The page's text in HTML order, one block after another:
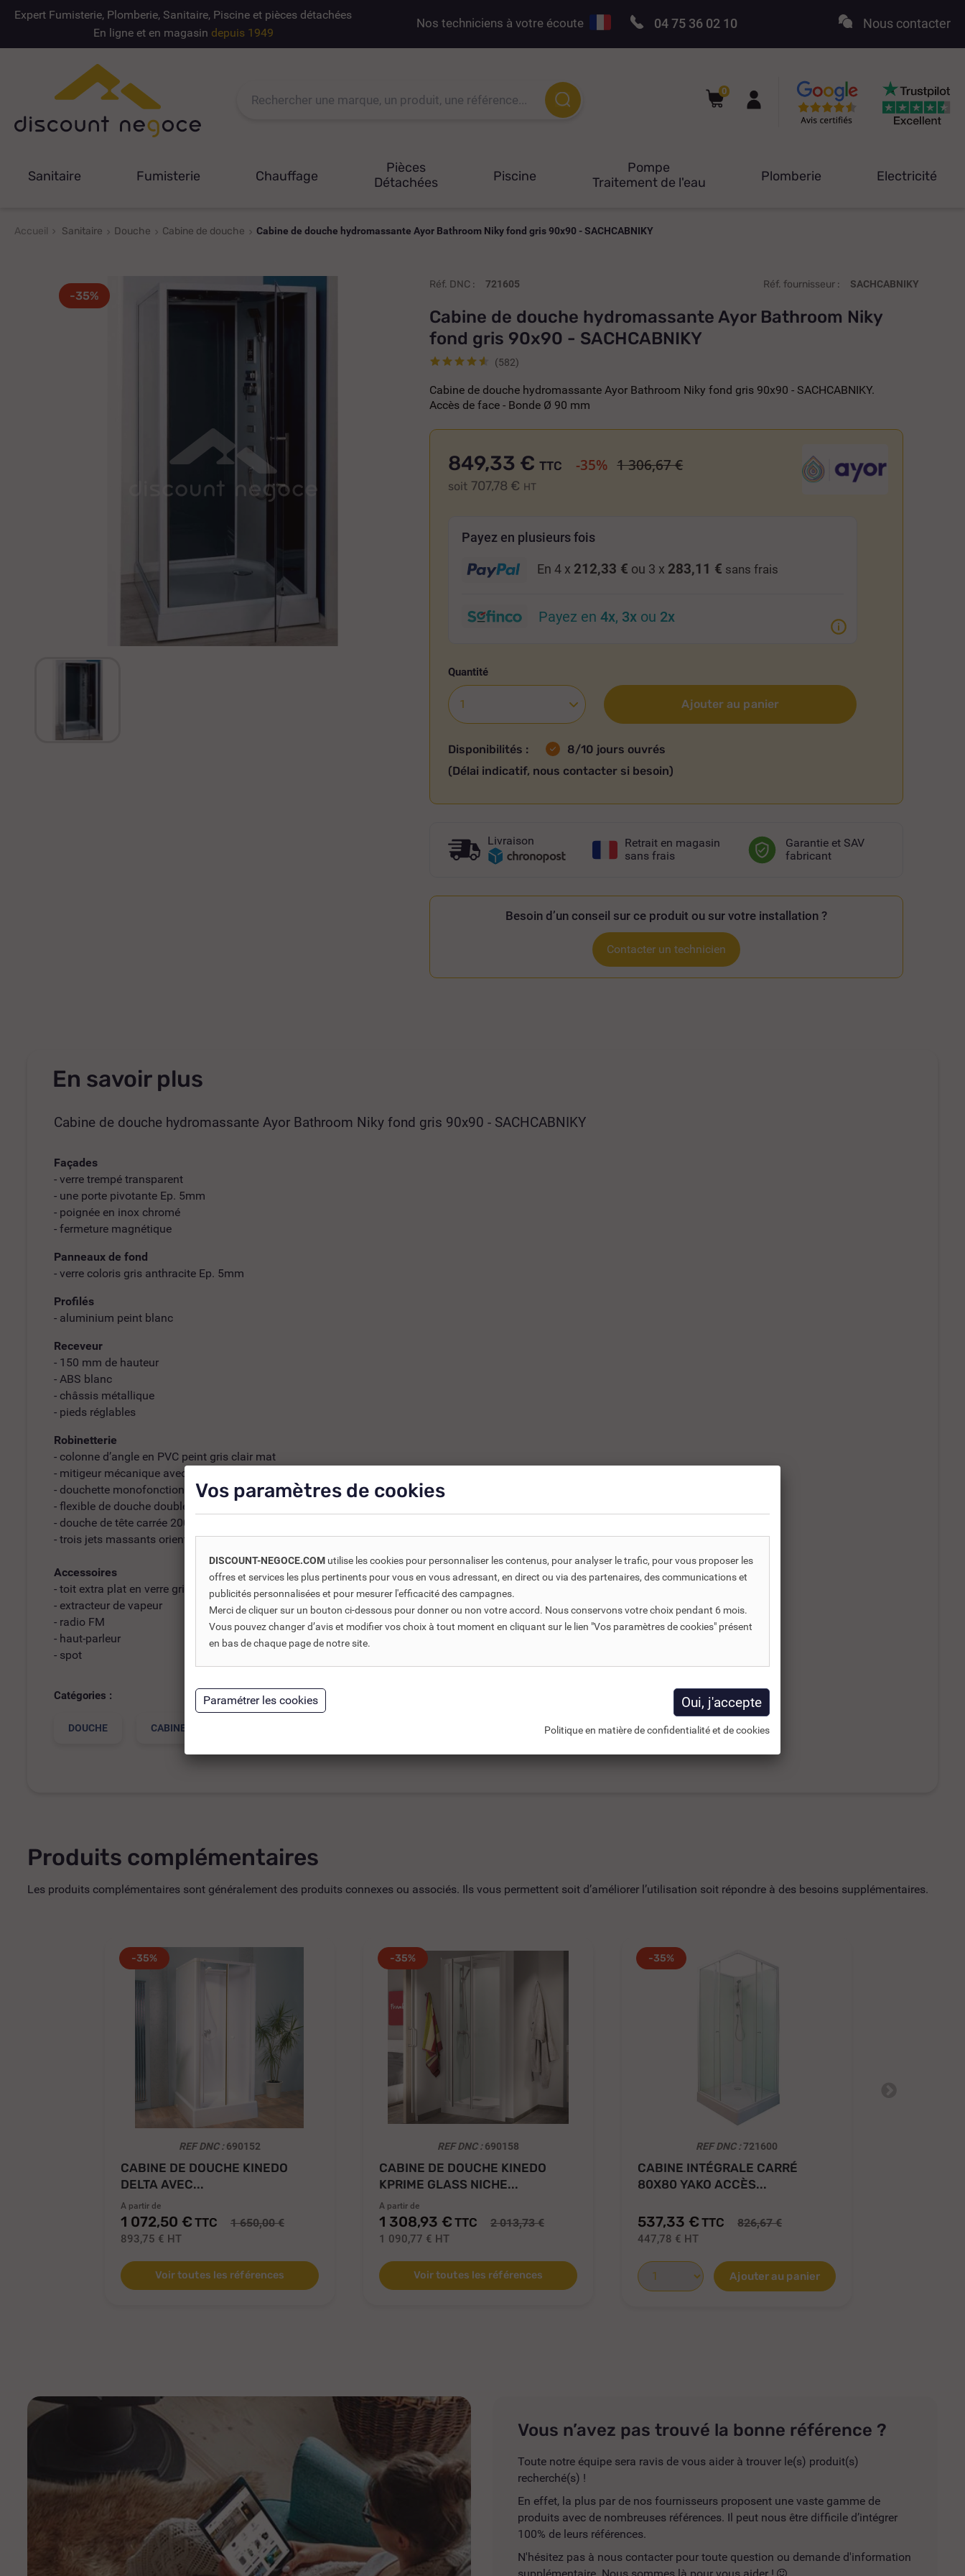
Expert Fumisterie, Plomberie, Sanitaire, Piscine et pièces détachées
En ligne et en magasin depuis 1949
Nos techniciens à votre écoute 04 75 36 02 10 Nous contacter
0
Sanitaire Fumisterie Chauffage
Pièces
Détachées
Piscine
Pompe
Traitement de l'eau
Plomberie Electricité
Accueil Sanitaire Douche Cabine de douche Cabine de douche hydromassante Ayor Bathroom Niky fond gris 90x90 - SACHCABNIKY
-35%
Réf. DNC : 721605 Réf. fournisseur : SACHCABNIKY
Cabine de douche hydromassante Ayor Bathroom Niky
fond gris 90x90 - SACHCABNIKY
(582)
Cabine de douche hydromassante Ayor Bathroom Niky fond gris 90x90 - SACHCABNIKY.
Accès de face - Bonde Ø 90 mm
849,33 €
soit 707,78 € HT
TTC -35% 1 306,67 €
Payez en plusieurs fois
En 4 x 212,33 € ou 3 x 283,11 € sans frais
Payez en4x, 3x ou 2x
Quantité
Ajouter au panier
Disponibilités :
8/10 jours ouvrés
(Délai indicatif, nous contacter si besoin)
Livraison
Retrait en magasin
sans frais
Garantie et SAV
fabricant
Besoin d’un conseil sur ce produit ou sur votre installation ?
Contacter un technicien
En savoir plus
Cabine de douche hydromassante Ayor Bathroom Niky fond gris 90x90 - SACHCABNIKY
Façades
- verre trempé transparent
- une porte pivotante Ep. 5mm
- poignée en inox chromé
- fermeture magnétique
Panneaux de fond
- verre coloris gris anthracite Ep. 5mm
Profilés
- aluminium peint blanc
Receveur
- 150 mm de hauteur
- ABS blanc
- châssis métallique
- pieds réglables
Robinetterie
- colonne d’angle en PVC peint gris clair mat
- mitigeur mécanique avec un inverseur de fonctions
- douchette monofonction sur patère fixe
- flexible de douche double agrafage 150 cm
- douche de tête carrée 200x200 mm
- trois jets massants orientables
Accessoires
- toit extra plat en verre gris anthracite Ep. 5 mm
- extracteur de vapeur
- radio FM
- haut-parleur
- spot
Catégories :
DOUCHE CABINE DE DOUCHE
Produits complémentaires
Les produits complémentaires sont généralement des produits connexes ou associés. Ils vous permettent soit d’améliorer l’utilisation soit répondre à des besoins supplémentaires.
-35%
REF DNC :690152
CABINE DE DOUCHE KINEDO
DELTA AVEC...
A partir de
1 072,50 € TTC 1 650,00 €
893,75 € HT
Voir toutes les références
-35%
REF DNC :690158
CABINE DE DOUCHE KINEDO
KPRIME GLASS NICHE...
A partir de
1 308,93 € TTC 2 013,73 €
1 090,77 € HT
Voir toutes les références
-35%
REF DNC :721600
CABINE INTÉGRALE CARRÉ
80X80 YAKO ACCÈS...
537,33 € TTC 826,67 €
447,78 € HT
Ajouter au panier
Vous n’avez pas trouvé la bonne référence ?
Toute notre équipe sera ravis de vous aider à trouver le(s) produit(s)
recherché(s) !
En effet, la plus par de nos fournisseurs proposent une vaste gamme de
produits avec de nombreuses références. Il peut nous être difficile d’intégrer
100% de leurs références.
N'hésitez pas à nous contacter pour toute question ou demande d'information
Vos paramètres de cookies
DISCOUNT-NEGOCE.COM utilise les cookies pour personnaliser les contenus, pour analyser le trafic, pour vous proposer les
offres et services les plus pertinents pour vous en vous adressant, en direct ou via des partenaires, des communications et
publicités personnalisées et pour mesurer l'efficacité des campagnes.
Merci de cliquer sur un bouton ci-dessous pour donner ou non votre accord. Nous conservons votre choix pendant 6 mois.
Vous pouvez changer d’avis et modifier vos choix à tout moment en cliquant sur le lien "Vos paramètres de cookies" présent
en bas de chaque page de notre site.
Politique en matière de confidentialité et de cookies